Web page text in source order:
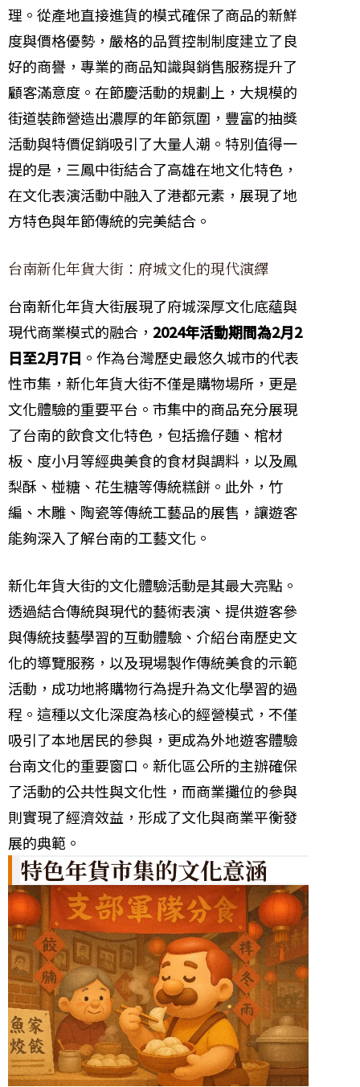
理。從產地直接進貨的模式確保了商品的新鮮
度與價格優勢，嚴格的品質控制制度建立了良
好的商譽，專業的商品知識與銷售服務提升了
顧客滿意度。在節慶活動的規劃上，大規模的
街道裝飾營造出濃厚的年節氛圍，豐富的抽獎
活動與特價促銷吸引了大量人潮。特別值得一
提的是，三鳳中街結合了高雄在地文化特色，
在文化表演活動中融入了港都元素，展現了地
方特色與年節傳統的完美結合。
台南新化年貨大街：府城文化的現代演繹
台南新化年貨大街展現了府城深厚文化底蘊與
現代商業模式的融合， 2024年活動期間為2月2
日至2月7日 。作為台灣歷史最悠久城市的代表
性市集，新化年貨大街不僅是購物場所，更是
文化體驗的重要平台。市集中的商品充分展現
了台南的飲食文化特色，包括擔仔麵、棺材
板、度小月等經典美食的食材與調料，以及鳳
梨酥、椪糖、花生糖等傳統糕餅。此外，竹
編、木雕、陶瓷等傳統工藝品的展售，讓遊客
能夠深入了解台南的工藝文化。
新化年貨大街的文化體驗活動是其最大亮點。
透過結合傳統與現代的藝術表演、提供遊客參
與傳統技藝學習的互動體驗、介紹台南歷史文
化的導覽服務，以及現場製作傳統美食的示範
活動，成功地將購物行為提升為文化學習的過
程。這種以文化深度為核心的經營模式，不僅
吸引了本地居民的參與，更成為外地遊客體驗
台南文化的重要窗口。新化區公所的主辦確保
了活動的公共性與文化性，而商業攤位的參與
則實現了經濟效益，形成了文化與商業平衡發
展的典範。
特色年貨市集的文化意涵